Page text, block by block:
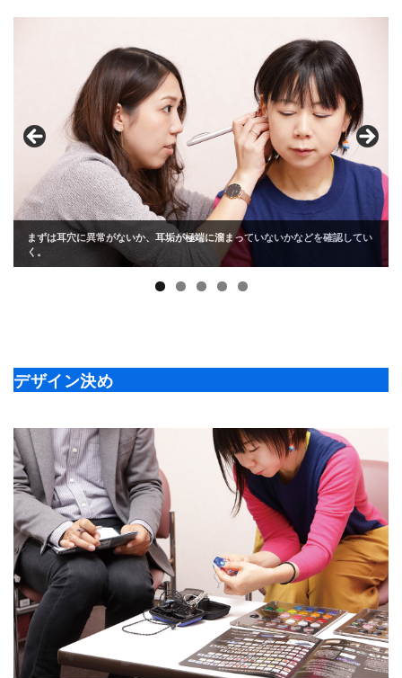
まずは耳穴に異常がないか、耳垢が極端に溜まっていないかなどを確認してい
く。
デザイン決め